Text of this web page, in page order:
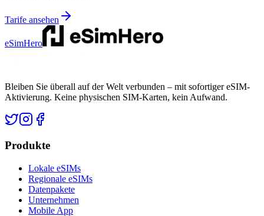
Tarife ansehen
eSimHero
Bleiben Sie überall auf der Welt verbunden – mit sofortiger eSIM-
Aktivierung. Keine physischen SIM-Karten, kein Aufwand.
Produkte
Lokale eSIMs
Regionale eSIMs
Datenpakete
Unternehmen
Mobile App